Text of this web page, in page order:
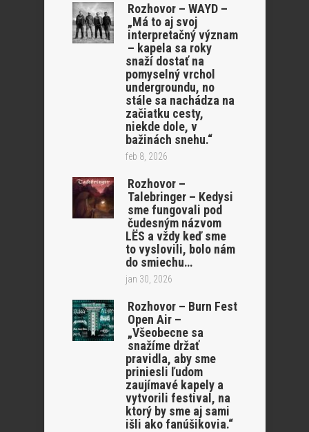
Rozhovor – WAYD –
„Má to aj svoj
interpretačný význam
– kapela sa roky
snaží dostať na
pomyselný vrchol
undergroundu, no
stále sa nachádza na
začiatku cesty,
niekde dole, v
bažinách snehu.“
feb 8, 2026
Rozhovor –
Talebringer – Kedysi
sme fungovali pod
čudesným názvom
LËS a vždy keď sme
to vyslovili, bolo nám
do smiechu…
jan 30, 2026
Rozhovor – Burn Fest
Open Air –
„Všeobecne sa
snažíme držať
pravidla, aby sme
priniesli ľudom
zaujímavé kapely a
vytvorili festival, na
ktorý by sme aj sami
išli ako fanúšikovia.“